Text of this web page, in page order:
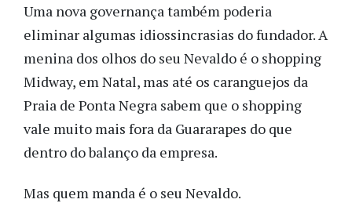
Uma nova governança também poderia
eliminar algumas idiossincrasias do fundador. A
menina dos olhos do seu Nevaldo é o shopping
Midway, em Natal, mas até os caranguejos da
Praia de Ponta Negra sabem que o shopping
vale muito mais fora da Guararapes do que
dentro do balanço da empresa.
Mas quem manda é o seu Nevaldo.